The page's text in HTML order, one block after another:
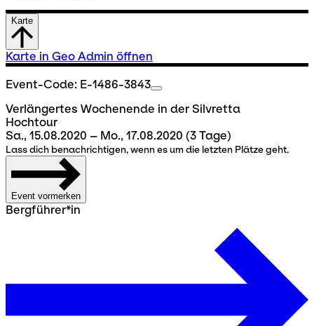
Karte
Karte in Geo Admin öffnen
Event-Code: E-1486-3843
Verlängertes Wochenende in der Silvretta
Hochtour
Sa., 15.08.2020 – Mo., 17.08.2020 (3 Tage)
Lass dich benachrichtigen, wenn es um die letzten Plätze geht.
Event vormerken
Bergführer*in